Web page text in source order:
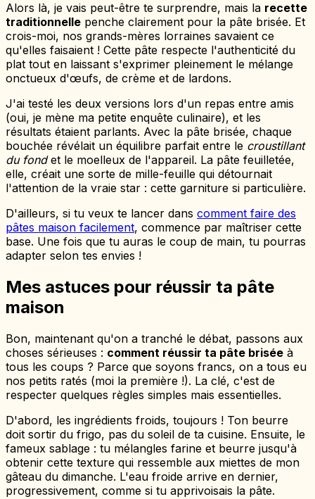
Alors là, je vais peut-être te surprendre, mais la recette
traditionnelle penche clairement pour la pâte brisée. Et
crois-moi, nos grands-mères lorraines savaient ce
qu'elles faisaient ! Cette pâte respecte l'authenticité du
plat tout en laissant s'exprimer pleinement le mélange
onctueux d'œufs, de crème et de lardons.
J'ai testé les deux versions lors d'un repas entre amis
(oui, je mène ma petite enquête culinaire), et les
résultats étaient parlants. Avec la pâte brisée, chaque
bouchée révélait un équilibre parfait entre le croustillant
du fondet le moelleux de l'appareil. La pâte feuilletée,
elle, créait une sorte de mille-feuille qui détournait
l'attention de la vraie star : cette garniture si particulière.
D'ailleurs, si tu veux te lancer dans comment faire des
pâtes maison facilement, commence par maîtriser cette
base. Une fois que tu auras le coup de main, tu pourras
adapter selon tes envies !
Mes astuces pour réussir ta pâte
maison
Bon, maintenant qu'on a tranché le débat, passons aux
choses sérieuses : comment réussir ta pâte brisée à
tous les coups ? Parce que soyons francs, on a tous eu
nos petits ratés (moi la première !). La clé, c'est de
respecter quelques règles simples mais essentielles.
D'abord, les ingrédients froids, toujours ! Ton beurre
doit sortir du frigo, pas du soleil de ta cuisine. Ensuite, le
fameux sablage : tu mélangles farine et beurre jusqu'à
obtenir cette texture qui ressemble aux miettes de mon
gâteau du dimanche. L'eau froide arrive en dernier,
progressivement, comme si tu apprivoisais la pâte.